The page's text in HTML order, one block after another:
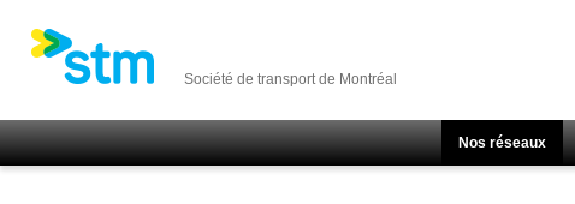
Société de transport de Montréal
Nos réseaux